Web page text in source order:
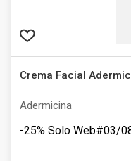
Crema Facial
Adermicina
-25% Solo Web#03/